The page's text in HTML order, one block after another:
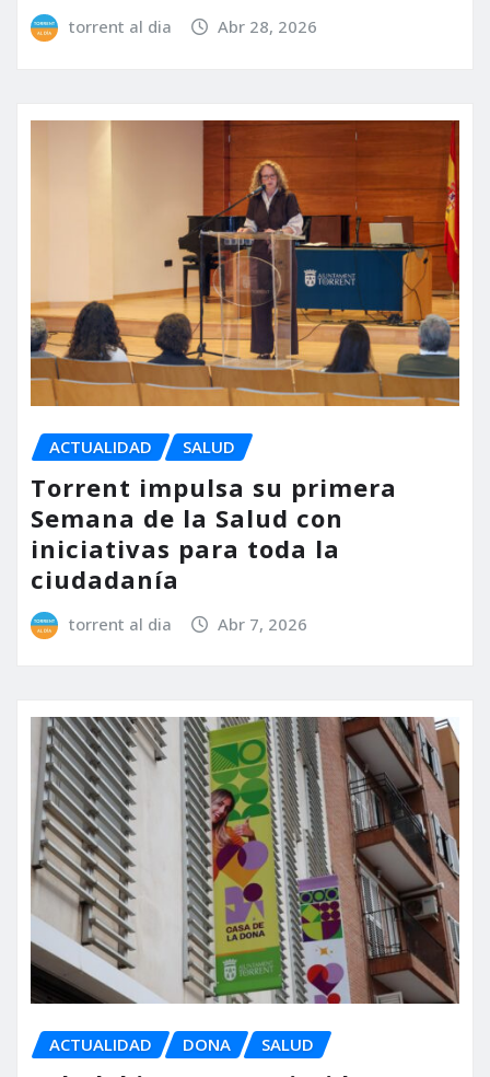
torrent al dia Abr 28, 2026
ACTUALIDAD SALUD
Torrent impulsa su primera
Semana de la Salud con
iniciativas para toda la
ciudadanía
torrent al dia Abr 7, 2026
ACTUALIDAD DONA SALUD